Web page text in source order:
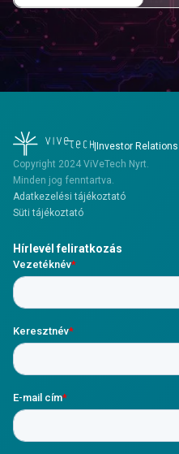
|Investor Relations
Copyright 2024 ViVeTech Nyrt.
Minden jog fenntartva.
Adatkezelési tájékoztató
Süti tájékoztató
Hírlevél feliratkozás